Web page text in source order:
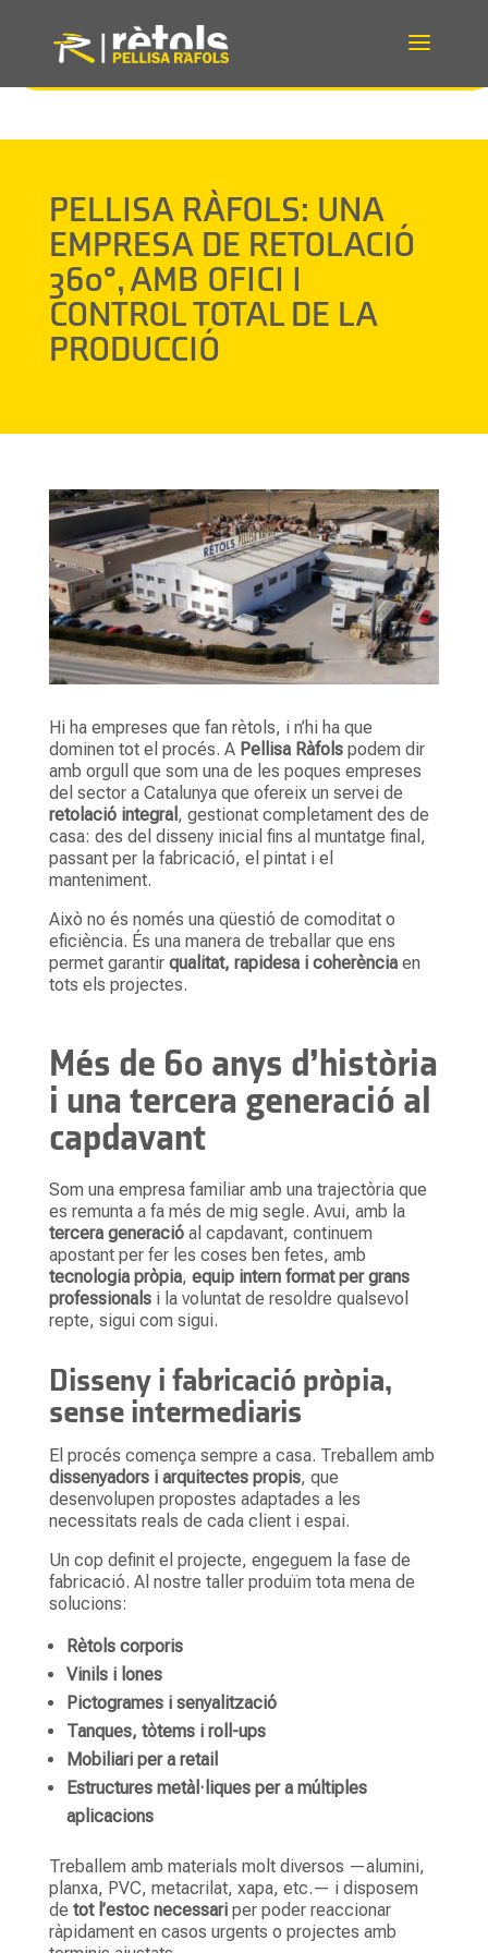
–Retolació genèrica–Pellisa Ràfols: una empresa de retolació 360°,
PELLISA RÀFOLS: UNA
EMPRESA DE RETOLACIÓ
360°, AMB OFICI I
CONTROL TOTAL DE LA
PRODUCCIÓ
Hi ha empreses que fan rètols, i n’hi ha que
dominen tot el procés. A Pellisa Ràfolspodem dir
amb orgull que som una de les poques empreses
del sector a Catalunya que ofereix un servei de
retolació integral , gestionat completament des de
casa: des del disseny inicial fins al muntatge final,
passant per la fabricació, el pintat i el
manteniment.
Això no és només una qüestió de comoditat o
eficiència. És una manera de treballar que ens
permet garantir qualitat, rapidesa i coherènciaen
tots els projectes.
Més de 60 anys d’història
i una tercera generació al
capdavant
Som una empresa familiar amb una trajectòria que
es remunta a fa més de mig segle. Avui, amb la
tercera generacióal capdavant, continuem
apostant per fer les coses ben fetes, amb
tecnologia pròpia, equip intern format per grans
professionalsi la voluntat de resoldre qualsevol
repte, sigui com sigui.
Disseny i fabricació pròpia,
sense intermediaris
El procés comença sempre a casa. Treballem amb
dissenyadors i arquitectes propis, que
desenvolupen propostes adaptades a les
necessitats reals de cada client i espai.
Un cop definit el projecte, engeguem la fase de
fabricació. Al nostre taller produïm tota mena de
solucions:
Rètols corporis
Vinils i lones
Pictogrames i senyalització
Tanques, tòtems i roll-ups
Mobiliari per a retail
Estructures metàl·liques per a múltiples
aplicacions
Treballem amb materials molt diversos —alumini,
planxa, PVC, metacrilat, xapa, etc.— i disposem
de tot l’estoc necessariper poder reaccionar
ràpidament en casos urgents o projectes amb